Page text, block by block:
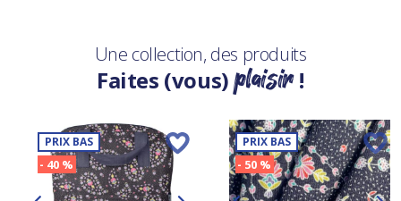
Une collection, des produits
Faites (vous)plaisir!
PRIX BAS
- 40 %
PRIX BAS
- 50 %